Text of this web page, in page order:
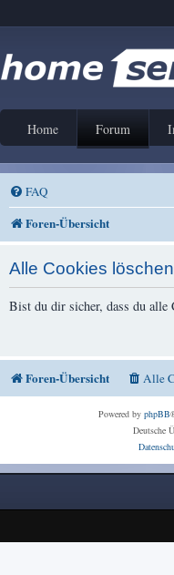
Home Forum
FAQ
Foren-Übersicht
Alle Cookies löschen
Bist du dir sicher, dass du alle
Foren-Übersicht Alle
Powered by phpBB
Deutsche